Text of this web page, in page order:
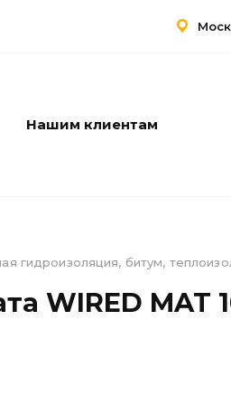
Нашим клиентам
Услуги
гидроизоляция, битум,
WIRED MAT